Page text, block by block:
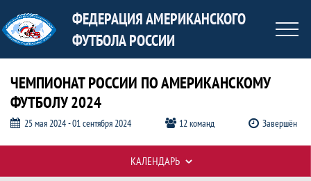
ФЕДЕРАЦИЯ АМЕРИКАНСКОГО
ФУТБОЛА РОССИИ
ЧЕМПИОНАТ РОССИИ ПО АМЕРИКАНСКОМУ
ФУТБОЛУ 2024
25 мая 2024 - 01 сентября 2024 12 команд Завершён
КАЛЕНДАРЬ